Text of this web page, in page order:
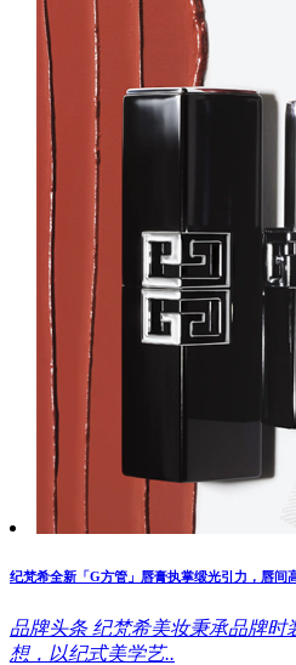
纪梵希全新「G方管」唇膏执掌缎光引力，唇间
品牌头条 纪梵希美妆秉承品牌时
想，以纪式美学艺..